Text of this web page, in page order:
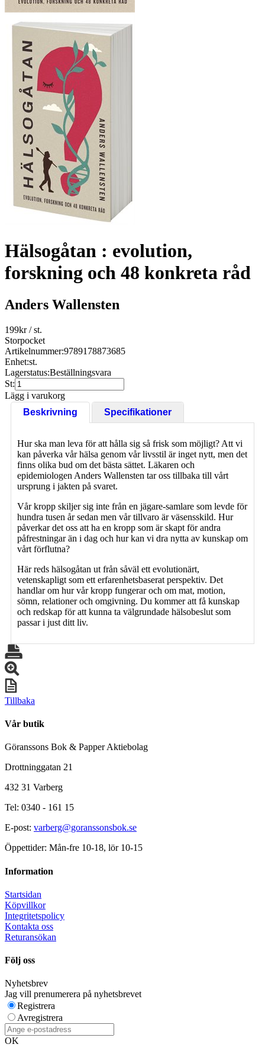
Hälsogåtan : evolution,
forskning och 48 konkreta råd
Anders Wallensten
199kr/ st.
Storpocket
Artikelnummer:9789178873685
Enhet:st.
Lagerstatus:Beställningsvara
St:
Lägg i varukorg
Beskrivning
Specifikationer
Hur ska man leva för att hålla sig så frisk som möjligt? Att vi
kan påverka vår hälsa genom vår livsstil är inget nytt, men det
finns olika bud om det bästa sättet. Läkaren och
epidemiologen Anders Wallensten tar oss tillbaka till vårt
ursprung i jakten på svaret.
Vår kropp skiljer sig inte från en jägare-samlare som levde för
hundra tusen år sedan men vår tillvaro är väsensskild. Hur
påverkar det oss att ha en kropp som är skapt för andra
påfrestningar än i dag och hur kan vi dra nytta av kunskap om
vårt förflutna?
Här reds hälsogåtan ut från såväl ett evolutionärt,
vetenskapligt som ett erfarenhetsbaserat perspektiv. Det
handlar om hur vår kropp fungerar och om mat, motion,
sömn, relationer och omgivning. Du kommer att få kunskap
och redskap för att kunna ta välgrundade hälsobeslut som
passar i just ditt liv.
Tillbaka
Vår butik
Göranssons Bok & Papper Aktiebolag
Drottninggatan 21
432 31 Varberg
Tel: 0340 - 161 15
E-post: varberg@goranssonsbok.se
Öppettider: Mån-fre 10-18, lör 10-15
Information
Startsidan
Köpvillkor
Integritetspolicy
Kontakta oss
Returansökan
Följ oss
Nyhetsbrev
Jag vill prenumerera på nyhetsbrevet
Registrera
Avregistrera
OK